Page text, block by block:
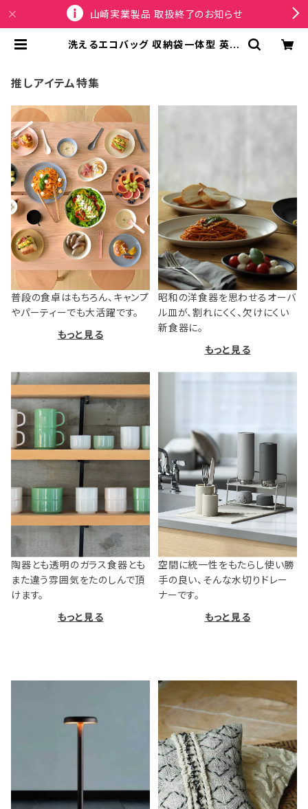
山崎実業製品 取扱終了のお知らせ
洗えるエコバッグ 収納袋一体型 英国
ミディアムサイズ ヘッケル / 様々な蘭
推しアイテム特集
普段の食卓はもちろん、キャンプ
やパーティーでも大活躍です。
もっと見る
昭和の洋食器を思わせるオーバ
ル皿が、割れにくく、欠けにくい
新食器に。
もっと見る
陶器とも透明のガラス食器とも
また違う雰囲気をたのしんで頂
けます。
もっと見る
空間に統一性をもたらし使い勝
手の良い、そんな水切りドレー
ナーです。
もっと見る